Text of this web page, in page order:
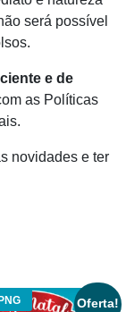
será possível
e de
as Políticas
novidades e ter
Oferta!